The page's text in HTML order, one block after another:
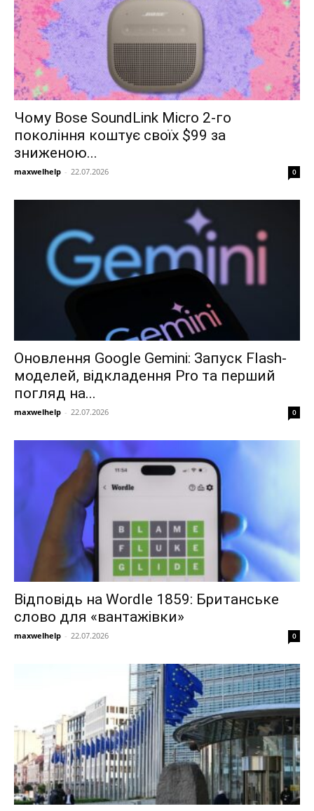
Чому Bose SoundLink Micro 2-го
покоління коштує своїх $99 за
зниженою...
maxwelhelp - 22.07.2026 0
Оновлення Google Gemini: Запуск Flash-
моделей, відкладення Pro та перший
погляд на...
maxwelhelp - 22.07.2026 0
Відповідь на Wordle 1859: Британське
слово для «вантажівки»
maxwelhelp - 22.07.2026 0